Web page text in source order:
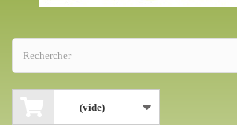
(vide)